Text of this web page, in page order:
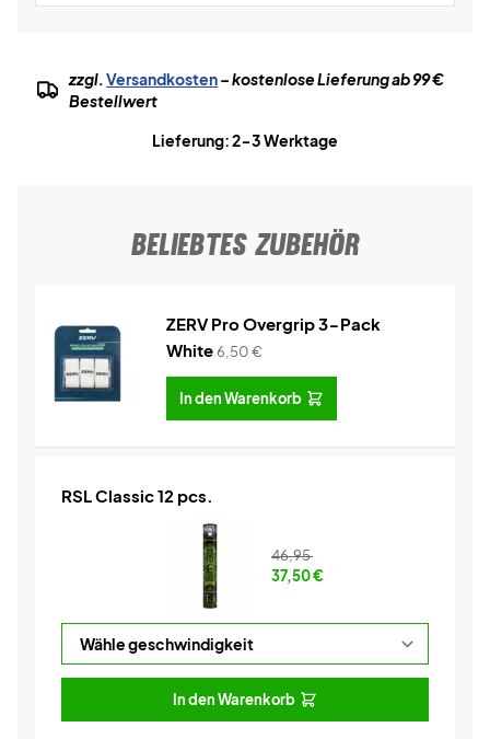
zzgl.Versandkosten– kostenlose Lieferung ab 99 €
Bestellwert
Lieferung: 2-3 Werktage
BELIEBTES ZUBEHÖR
ZERV Pro Overgrip 3-Pack
White6,50€
In den Warenkorb
RSL Classic 12 pcs.
46,95
37,50€
In den Warenkorb